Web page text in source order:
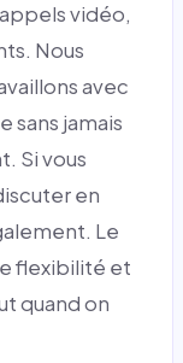
vidéo,
Nous
avec
sans jamais
Si vous
en
Le
flexibilité et
quand on